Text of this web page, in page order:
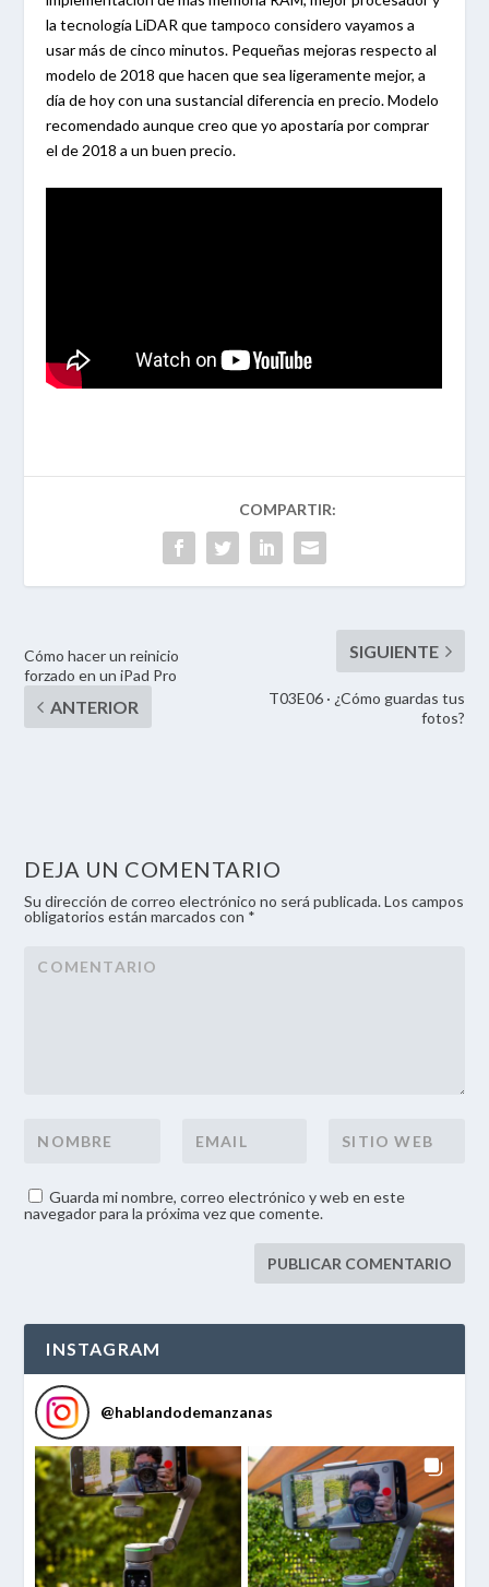
la tecnología LiDAR que tampoco considero vayamos a
usar más de cinco minutos. Pequeñas mejoras respecto al
modelo de 2018 que hacen que sea ligeramente mejor, a
día de hoy con una sustancial diferencia en precio. Modelo
recomendado aunque creo que yo apostaría por comprar
el de 2018 a un buen precio.
Cómo hacer un reinicio
forzado en un iPad Pro
T03E06 · ¿Cómo guardas tus
fotos?
DEJA UN COMENTARIO
Su dirección de correo electrónico no será publicada. Los campos
obligatorios están marcados con *
Guarda mi nombre, correo electrónico y web en este
navegador para la próxima vez que comente.
INSTAGRAM
@hablandodemanzanas